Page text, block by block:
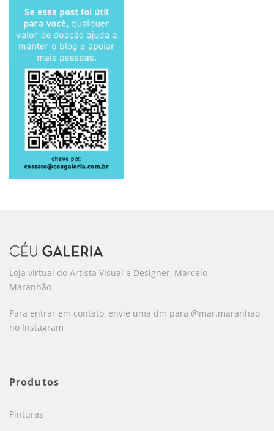
Loja virtual do Artista Visual e Designer, Marcelo
Maranhão
Para entrar em contato, envie uma dm para @mar.maranhao
no Instagram
Produtos
Pinturas